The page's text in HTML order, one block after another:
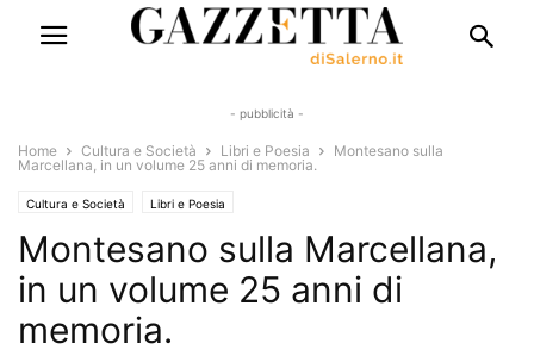
- pubblicità -
Home Cultura e Società Libri e Poesia
Montesano sulla
Marcellana, in un volume 25 anni di memoria.
Cultura e Società Libri e Poesia
Montesano sulla Marcellana,
in un volume 25 anni di
memoria.